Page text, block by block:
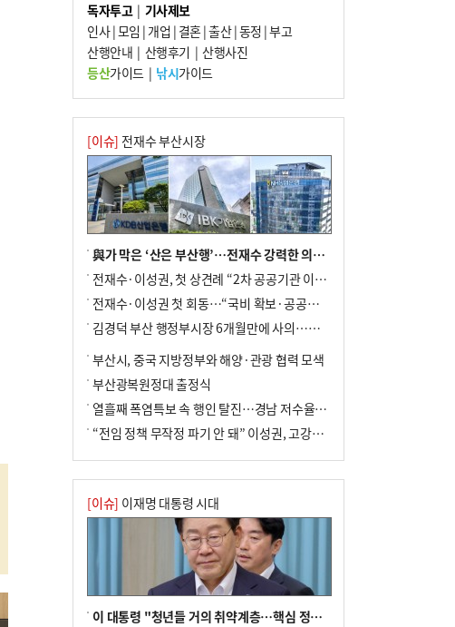
7
이임생, 홍명보 선임 독단적 결정 아냐…면
담 메모 제출
8
부산·울산·경남 폭염 속 소나기·비…무더
위는 지속
10 홈플 사태에 2분기 대형마트 판매 9.4%
↓…백화점은 14.8%↑
독자투고| 기사제보
인사|모임 | 개업 | 결혼|출산|동정 |부고
산행안내 | 산행후기 | 산행사진
등산가이드| 낚시가이드
[이슈] 전재수 부산시장
與가 막은 ‘산은 부산행’…전재수 강력한 의지 표명 없인 공염불
전재수·이성권, 첫 상견례 “2차 공공기관 이전 초당 협력”(종합)
전재수·이성권 첫 회동…“국비 확보·공공기관 이전 협력”
김경덕 부산 행정부시장 6개월만에 사의…후임 인선 촉각
부산시, 중국 지방정부와 해양·관광 협력 모색
부산광복원정대 출정식
열흘째 폭염특보 속 행인 탈진…경남 저수율 평년의 절반
“전임 정책 무작정 파기 안 돼” 이성권, 고강도 ‘전재수 견제’ 예고
[이슈] 이재명 대통령 시대
이 대통령 "청년들 거의 취약계층…핵심 정책 재편""